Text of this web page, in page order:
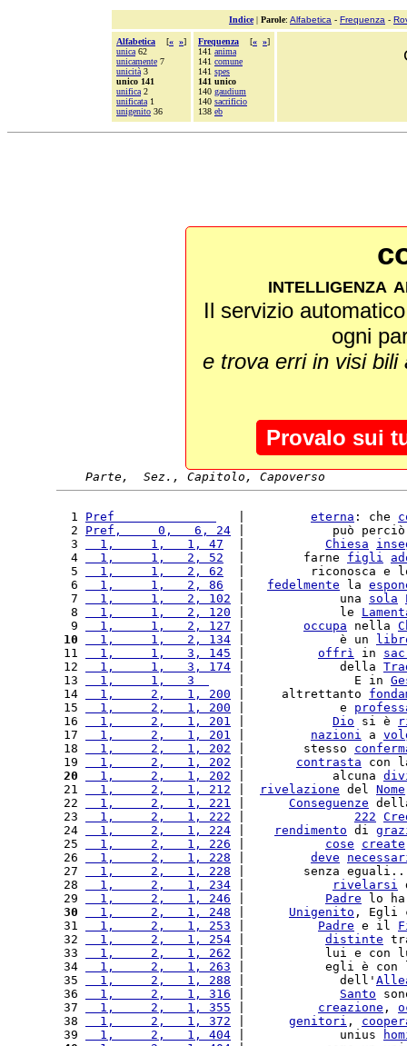
Indice| Parole: Alfabetica - Frequenza -
Alfabetica [« »]
unica 62
unicamente 7
unicità 3
unico 141
unifica 2
unificata 1
unigenito 36
Frequenza [« »]
141 anima
141 comune
141 spes
141 unico
140 gaudium
140 sacrificio
138 eb
intelligenza
Il servizio
ogni
e trova erri in visi
Provalo sui
Parte,  Sez., Capitolo, Capoverso
  1
Pref eterna : che
  2
Pref,     0,   6, 24 |            può perciò
  3
  1,     1,   1, 47
Chiesa
  4
  1,     1,   2, 52
  |        farne
figli
  5
  1,     1,   2, 62
|         riconosca e
  6
  1,     1,   2, 86
fedelmente la
  7
  1,     1,   2, 102
|             una sola
  8
  1,     1,   2, 120
|             le
  9
  1,     1,   2, 127
occupa nella
10
  1,     1,   2, 134
|             è un
11
  1,     1,   3, 145
offrì in
12
  1,     1,   3, 174
|             della
13
  1,     1,   3
    |               E in
14
  1,     2,   1, 200
|     altrettanto
15
  1,     2,   1, 200
|             e
16
  1,     2,   1, 201
Dio si è
17
  1,     2,   1, 201
nazioni a
18
  1,     2,   1, 202
|        stesso
19
  1,     2,   1, 202
contrasta con
20
  1,     2,   1, 202
|            alcuna
21
  1,     2,   1, 212
rivelazione del Nome
22
  1,     2,   1, 221
Conseguenze
23
  1,     2,   1, 222
222
24
  1,     2,   1, 224
rendimento di
25
  1,     2,   1, 226
cose create
26
  1,     2,   1, 228
deve
27
  1,     2,   1, 228
|        senza
28
  1,     2,   1, 234
rivelarsi
29
  1,     2,   1, 246
Padre lo
30
  1,     2,   1, 248
Unigenito , Egli
31
  1,     2,   1, 253
Padre e il
32
  1,     2,   1, 254
distinte
33
  1,     2,   1, 262
|           lui e con
34
  1,     2,   1, 263
|           egli è con
35
  1,     2,   1, 288
|             dell'
36
  1,     2,   1, 316
Santo
37
  1,     2,   1, 355
creazione ,
38
  1,     2,   1, 372
genitori ,
39
  1,     2,   1, 404
|             unius